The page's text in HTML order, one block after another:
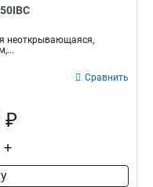
неоткрывающаяся,
Сравнить
₽
+